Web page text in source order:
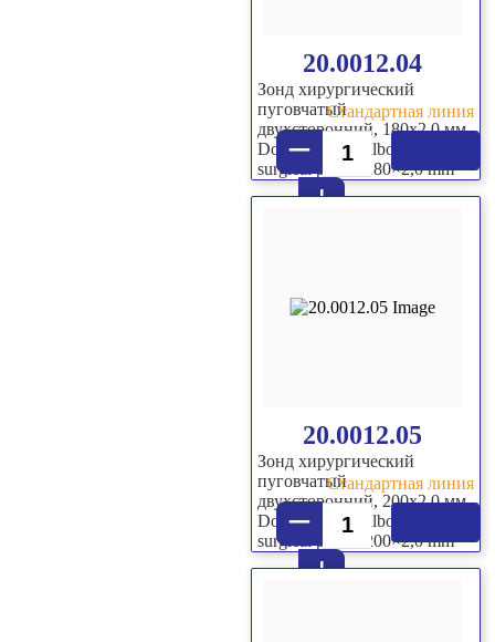
20.0012.04
Зонд хирургический
пуговчатый
двухсторонний, 180х2,0 мм
Double sided bulbous-end
surgical probe, 180×2,0 mm
–
+
Стандартная линия
20.0012.05
Зонд хирургический
пуговчатый
двухсторонний, 200х2,0 мм
Double sided bulbous-end
surgical probe, 200×2,0 mm
–
+
Стандартная линия